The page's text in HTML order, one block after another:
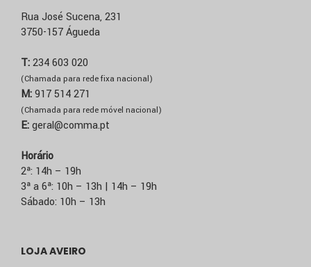
Rua José Sucena, 231
3750-157 Águeda
T:234 603 020
(Chamada para rede fixa nacional)
M:917 514 271
(Chamada para rede móvel nacional)
E:geral@comma.pt
Horário
2ª: 14h – 19h
3ª a 6ª: 10h – 13h | 14h – 19h
Sábado: 10h – 13h
LOJA AVEIRO